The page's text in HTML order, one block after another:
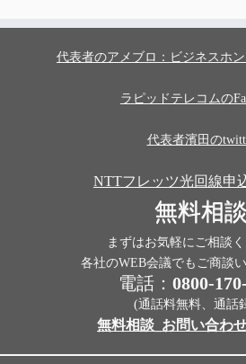
代表者のアメブロ：ビジネスホ
ラピッドテレコムの
代表者濱田の
NTTフレッツ光回線申
無料相談
まずはお気軽にご相談く
各社のWEB会議でもご商談い
電話： 0800-
(通話料無料、通話
無料相談_お問い合わ